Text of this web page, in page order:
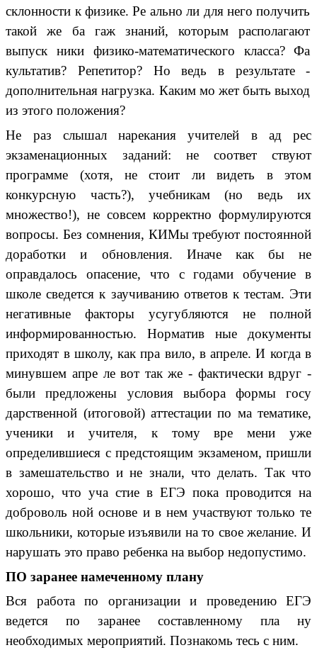
склонности к физике. Ре ально ли для него получить
такой же ба гаж знаний, которым располагают
выпуск ники физико-математического класса? Фа
культатив? Репетитор? Но ведь в результате -
дополнительная нагрузка. Каким мо жет быть выход
из этого положения?
Не раз слышал нарекания учителей в ад рес
экзаменационных заданий: не соответ ствуют
программе (хотя, не стоит ли видеть в этом
конкурсную часть?), учебникам (но ведь их
множество!), не совсем корректно формулируются
вопросы. Без сомнения, КИМы требуют постоянной
доработки и обновления. Иначе как бы не
оправдалось опасение, что с годами обучение в
школе сведется к заучиванию ответов к тестам. Эти
негативные факторы усугубляются не полной
информированностью. Норматив ные документы
приходят в школу, как пра вило, в апреле. И когда в
минувшем апре ле вот так же - фактически вдруг -
были предложены условия выбора формы госу
дарственной (итоговой) аттестации по ма тематике,
ученики и учителя, к тому вре мени уже
определившиеся с предстоящим экзаменом, пришли
в замешательство и не знали, что делать. Так что
хорошо, что уча стие в ЕГЭ пока проводится на
доброволь ной основе и в нем участвуют только те
школьники, которые изъявили на то свое желание. И
нарушать это право ребенка на выбор недопустимо.
ПО заранее намеченному плану
Вся работа по организации и проведению ЕГЭ
ведется по заранее составленному пла ну
необходимых мероприятий. Познакомь тесь с ним.